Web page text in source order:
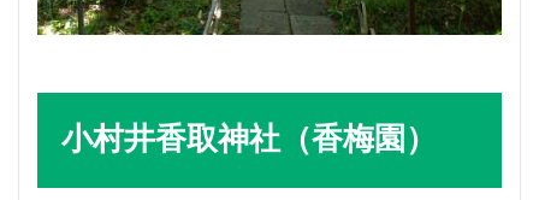
小村井香取神社（香梅園）